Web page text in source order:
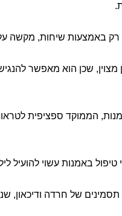
באמצעות שיחות, מקשה על
מצוין, שכן הוא מאפשר
הממוקד ספציפית
טיפול באמנות עשוי להועיל
של חרדה ודיכאון,